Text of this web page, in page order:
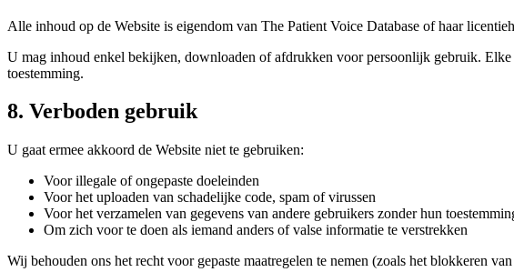
Alle inhoud op de Website is eigendom van The Patient Voice Database of haar
U mag inhoud enkel bekijken, downloaden of afdrukken voor persoonlijk gebruik.
toestemming.
8. Verboden gebruik
U gaat ermee akkoord de Website niet te gebruiken:
Voor illegale of ongepaste doeleinden
Voor het uploaden van schadelijke code, spam of virussen
Voor het verzamelen van gegevens van andere gebruikers zonder hun
Om zich voor te doen als iemand anders of valse informatie te verstrekken
Wij behouden ons het recht voor gepaste maatregelen te nemen (zoals het blokkeren